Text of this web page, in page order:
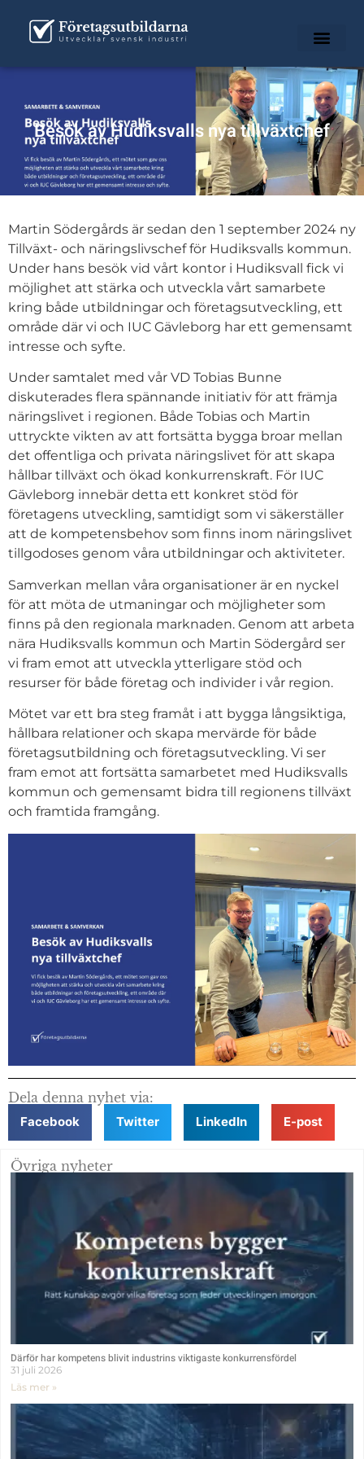
Besök av Hudiksvalls nya tillväxtchef
Martin Södergårds är sedan den 1 september 2024 ny
Tillväxt- och näringslivschef för Hudiksvalls kommun.
Under hans besök vid vårt kontor i Hudiksvall fick vi
möjlighet att stärka och utveckla vårt samarbete
kring både utbildningar och företagsutveckling, ett
område där vi och IUC Gävleborg har ett gemensamt
intresse och syfte.
Under samtalet med vår VD Tobias Bunne
diskuterades flera spännande initiativ för att främja
näringslivet i regionen. Både Tobias och Martin
uttryckte vikten av att fortsätta bygga broar mellan
det offentliga och privata näringslivet för att skapa
hållbar tillväxt och ökad konkurrenskraft. För IUC
Gävleborg innebär detta ett konkret stöd för
företagens utveckling, samtidigt som vi säkerställer
att de kompetensbehov som finns inom näringslivet
tillgodoses genom våra utbildningar och aktiviteter.
Samverkan mellan våra organisationer är en nyckel
för att möta de utmaningar och möjligheter som
finns på den regionala marknaden. Genom att arbeta
nära Hudiksvalls kommun och Martin Södergård ser
vi fram emot att utveckla ytterligare stöd och
resurser för både företag och individer i vår region.
Mötet var ett bra steg framåt i att bygga långsiktiga,
hållbara relationer och skapa mervärde för både
företagsutbildning och företagsutveckling. Vi ser
fram emot att fortsätta samarbetet med Hudiksvalls
kommun och gemensamt bidra till regionens tillväxt
och framtida framgång.
Dela denna nyhet via:
Facebook Twitter LinkedIn E-post
Övriga nyheter
Därför har kompetens blivit industrins viktigaste konkurrensfördel
31 juli 2026
Läs mer »